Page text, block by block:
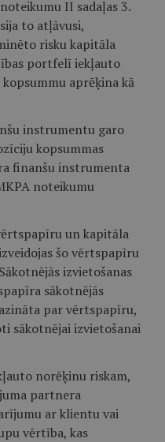
II sadaļas 3.
to atļāvusi,
risku kapitāla
portfelī iekļauto
aprēķina kā
instrumentu garo
kopsummas
finanšu instrumenta
noteikumu
un kapitāla
šo vērtspapīru
izvietošanas
sākotnējās
par vērtspapīru,
sākotnējai izvietošanai
norēķinu riskam,
partnera
ar klientu vai
vērtība, kas